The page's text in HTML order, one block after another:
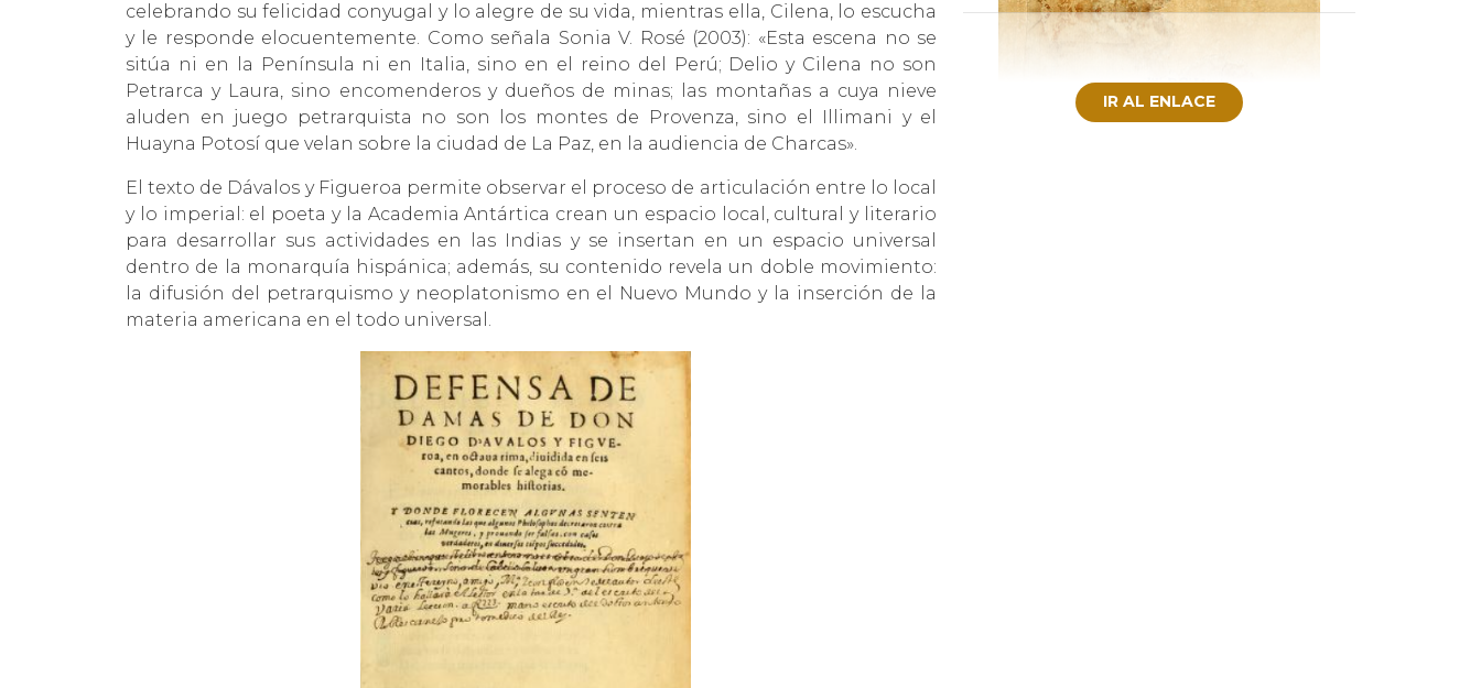
celebrando su felicidad conyugal y lo alegre de su vida, mientras ella, Cilena, lo escucha
y le responde elocuentemente. Como señala Sonia V. Rosé (2003): «Esta escena no se
sitúa ni en la Península ni en Italia, sino en el reino del Perú; Delio y Cilena no son
Petrarca y Laura, sino encomenderos y dueños de minas; las montañas a cuya nieve
aluden en juego petrarquista no son los montes de Provenza, sino el Illimani y el
Huayna Potosí que velan sobre la ciudad de La Paz, en la audiencia de Charcas».
El texto de Dávalos y Figueroa permite observar el proceso de articulación entre lo local
y lo imperial: el poeta y la Academia Antártica crean un espacio local, cultural y literario
para desarrollar sus actividades en las Indias y se insertan en un espacio universal
dentro de la monarquía hispánica; además, su contenido revela un doble movimiento:
la difusión del petrarquismo y neoplatonismo en el Nuevo Mundo y la inserción de la
materia americana en el todo universal.
IR AL ENLACE